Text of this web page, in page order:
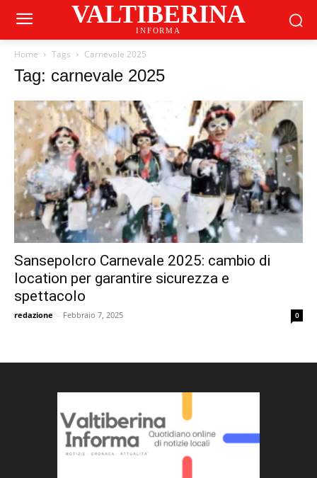
VALTIBERINA
INFORMA
Home Tags Carnevale 2025
Tag: carnevale 2025
Sansepolcro Carnevale 2025: cambio di
location per garantire sicurezza e
spettacolo
redazione - Febbraio 7, 2025 0